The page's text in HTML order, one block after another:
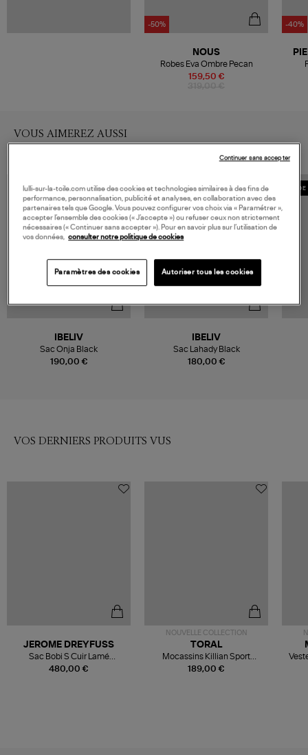
-50%
159,50 €
NOUS
Robes Eva Ombre Pecan
-40%
VOUS AIMEREZ AUSSI
190,00 €
IBELIV
Sac Onja Black
180,00 €
IBELIV
Sac Lahady Black
VOS DERNIERS PRODUITS VUS
480,00 €
JEROME DREYFUSS
Sac Bobi S Cuir Lamé
Champagne
NOUVELLE COLLECTION
189,00 €
TORAL
Mocassins Killian Sport
Mousse
lulli-sur-la-toile.com utilise des cookies et technologies similaires à des fins de
performance, personnalisation, publicité et analyses, en collaboration avec des
partenaires tels que Google. Vous pouvez configurer vos choix via « Paramétrer »,
accepter l’ensemble des cookies (« J’accepte ») ou refuser ceux non strictement
nécessaires (« Continuer sans accepter »). Pour en savoir plus sur l’utilisation de
vos données,
consulter notre politique de cookies
Paramètres des cookies Autoriser tous les cookies
Continuer sans accepter